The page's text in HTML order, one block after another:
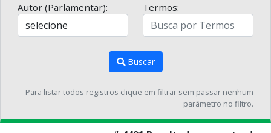
Autor (Parlamentar): Termos:
Buscar
Para listar todos registros clique em filtrar sem passar nenhum
parâmetro no filtro.